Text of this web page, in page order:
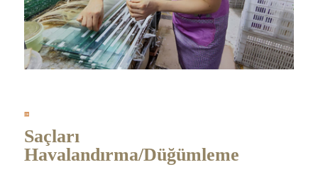
Saçları
Havalandırma/Düğümleme